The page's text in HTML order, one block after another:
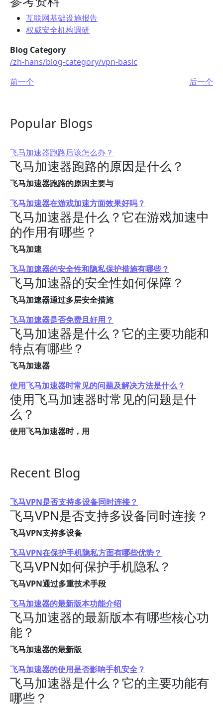
互联网基础设施报告
权威安全机构调研
Blog Category
/zh-hans/blog-category/vpn-basic
前一个
后一个
Popular Blogs
飞马加速器跑路后该怎么办？
飞马加速器跑路的原因是什么？
飞马加速器跑路的原因主要与
飞马加速器在游戏加速方面效果好吗？
飞马加速器是什么？它在游戏加速中
的作用有哪些？
飞马加速
飞马加速器的安全性和隐私保护措施有哪些？
飞马加速器的安全性如何保障？
飞马加速器通过多层安全措施
飞马加速器是否免费且好用？
飞马加速器是什么？它的主要功能和
特点有哪些？
飞马加速器
使用飞马加速器时常见的问题及解决方法是什么？
使用飞马加速器时常见的问题是什
么？
使用飞马加速器时，用
Recent Blog
飞马VPN是否支持多设备同时连接？
飞马VPN是否支持多设备同时连接？
飞马VPN支持多设备
飞马VPN在保护手机隐私方面有哪些优势？
飞马VPN如何保护手机隐私？
飞马VPN通过多重技术手段
飞马加速器的最新版本功能介绍
飞马加速器的最新版本有哪些核心功
能？
飞马加速器的最新版
飞马加速器的使用是否影响手机安全？
飞马加速器是什么？它的主要功能有
哪些？